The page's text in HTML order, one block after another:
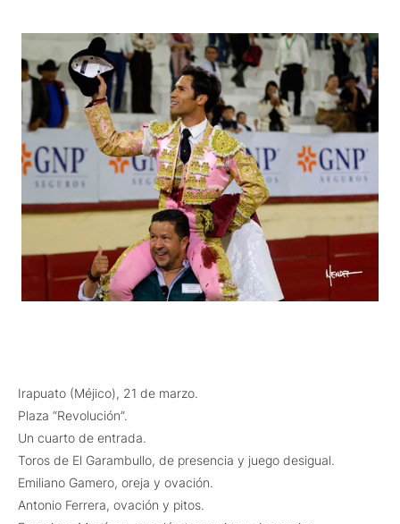
Irapuato (Méjico), 21 de marzo.
Plaza “Revolución”.
Un cuarto de entrada.
Toros de El Garambullo, de presencia y juego desigual.
Emiliano Gamero, oreja y ovación.
Antonio Ferrera, ovación y pitos.